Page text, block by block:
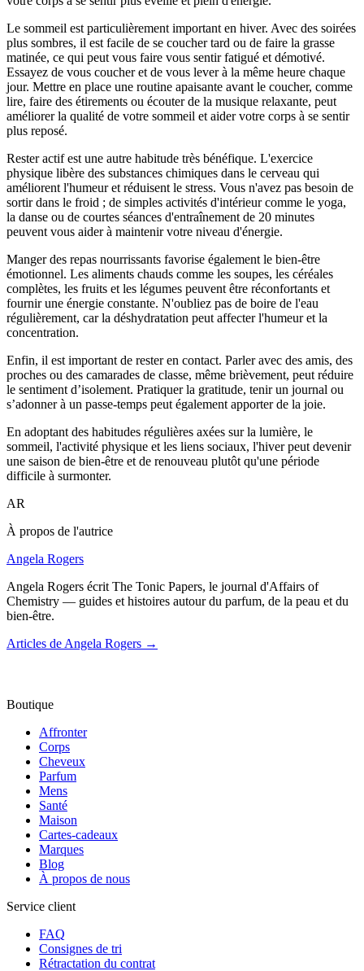
Le sommeil est particulièrement important en hiver. Avec des soirées
plus sombres, il est facile de se coucher tard ou de faire la grasse
matinée, ce qui peut vous faire vous sentir fatigué et démotivé.
Essayez de vous coucher et de vous lever à la même heure chaque
jour. Mettre en place une routine apaisante avant le coucher, comme
lire, faire des étirements ou écouter de la musique relaxante, peut
améliorer la qualité de votre sommeil et aider votre corps à se sentir
plus reposé.
Rester actif est une autre habitude très bénéfique. L'exercice
physique libère des substances chimiques dans le cerveau qui
améliorent l'humeur et réduisent le stress. Vous n'avez pas besoin de
sortir dans le froid ; de simples activités d'intérieur comme le yoga,
la danse ou de courtes séances d'entraînement de 20 minutes
peuvent vous aider à maintenir votre niveau d'énergie.
Manger des repas nourrissants favorise également le bien-être
émotionnel. Les aliments chauds comme les soupes, les céréales
complètes, les fruits et les légumes peuvent être réconfortants et
fournir une énergie constante. N'oubliez pas de boire de l'eau
régulièrement, car la déshydratation peut affecter l'humeur et la
concentration.
Enfin, il est important de rester en contact. Parler avec des amis, des
proches ou des camarades de classe, même brièvement, peut réduire
le sentiment d’isolement. Pratiquer la gratitude, tenir un journal ou
s’adonner à un passe-temps peut également apporter de la joie.
En adoptant des habitudes régulières axées sur la lumière, le
sommeil, l'activité physique et les liens sociaux, l'hiver peut devenir
une saison de bien-être et de renouveau plutôt qu'une période
difficile à surmonter.
AR
À propos de l'autrice
Angela Rogers
Angela Rogers écrit The Tonic Papers, le journal d'Affairs of
Chemistry — guides et histoires autour du parfum, de la peau et du
bien-être.
Articles de Angela Rogers →
Boutique
Affronter
Corps
Cheveux
Parfum
Mens
Santé
Maison
Cartes-cadeaux
Marques
Blog
À propos de nous
Service client
FAQ
Consignes de tri
Rétractation du contrat